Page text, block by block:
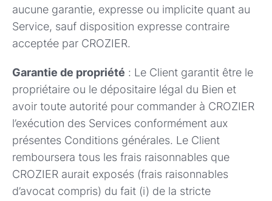
aucune garantie, expresse ou implicite quant au
Service, sauf disposition expresse contraire
acceptée par CROZIER.
Garantie de propriété : Le Client garantit être le
propriétaire ou le dépositaire légal du Bien et
avoir toute autorité pour commander à CROZIER
l’exécution des Services conformément aux
présentes Conditions générales. Le Client
remboursera tous les frais raisonnables que
CROZIER aurait exposés (frais raisonnables
d’avocat compris) du fait (i) de la stricte